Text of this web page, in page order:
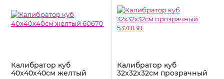
Калибратор куб
40х40х40см желтый
Калибратор куб
32х32х32см прозрачный